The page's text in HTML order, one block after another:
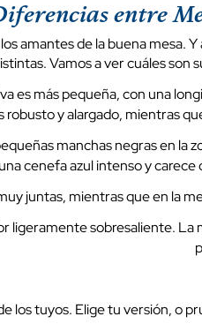
entre
amantes de la buena mesa.
Vamos a ver cuáles son
es más pequeña, con una
y alargado, mientras
manchas negras en la
cenefa azul intenso y carece
juntas, mientras que en la
ligeramente sobresaliente. La
los tuyos. Elige tu versión, o